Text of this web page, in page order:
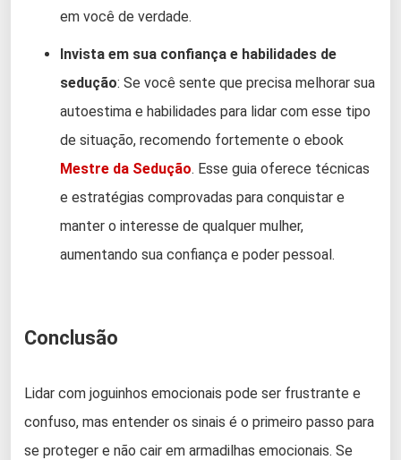
em você de verdade.
Invista em sua confiança e habilidades de
sedução: Se você sente que precisa melhorar sua
autoestima e habilidades para lidar com esse tipo
de situação, recomendo fortemente o ebook
Mestre da Sedução. Esse guia oferece técnicas
e estratégias comprovadas para conquistar e
manter o interesse de qualquer mulher,
aumentando sua confiança e poder pessoal.
Conclusão
Lidar com joguinhos emocionais pode ser frustrante e
confuso, mas entender os sinais é o primeiro passo para
se proteger e não cair em armadilhas emocionais. Se